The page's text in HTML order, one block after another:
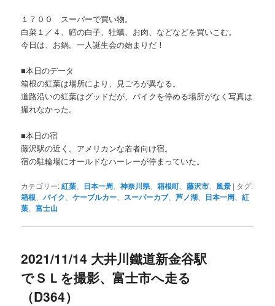
１７００ スーパーで買い物。
白菜１／４、鱈の白子、牡蠣、お肉、などなどを買いこむ。
今日は、お鍋。一人誕生会の始まりだ！
■本日のデータ
箱根の紅葉は場所により、見ごろが異なる。
道路沿いの紅葉はグッドだが、バイクを停める場所がなく写真は
撮れなかった。
■本日の宿
藤沢駅の近く。アメリカンな若者向け宿。
宿の駐輪場にオールドなハーレーが停まっていた。
カテゴリー:紅葉 日本一周 、神奈川県 、箱根町、藤沢市 風景 | タグ:
箱根 、バイク 、ケーブルカー スーパーカブ、芦ノ湖 日本一周 、紅
葉 、富士山
2021/11/14 大井川鐵道新金谷駅
でＳＬを撮影、富士市へ走る
（D364）